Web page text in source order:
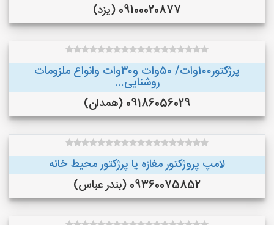
09100020877 (یزد)
پرژکتور۱۰۰وات/ ۵۰وات و۳۰وات وانواع ملزومات
روشنایی...
09186056029 (همدان)
لامپ پروژکتور مغازه یا پرژکتور محیط خانه
09360075852 (بندر عباس)